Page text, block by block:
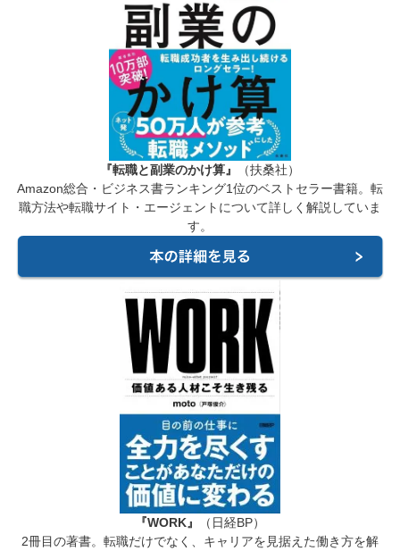
『転職と副業のかけ算』
（扶桑社）
Amazon総合・ビジネス書ランキング1位のベストセラー書籍。転
職方法や転職サイト・エージェントについて詳しく解説していま
す。
『WORK』
（日経BP）
2冊目の著書。転職だけでなく、キャリアを見据えた働き方を解